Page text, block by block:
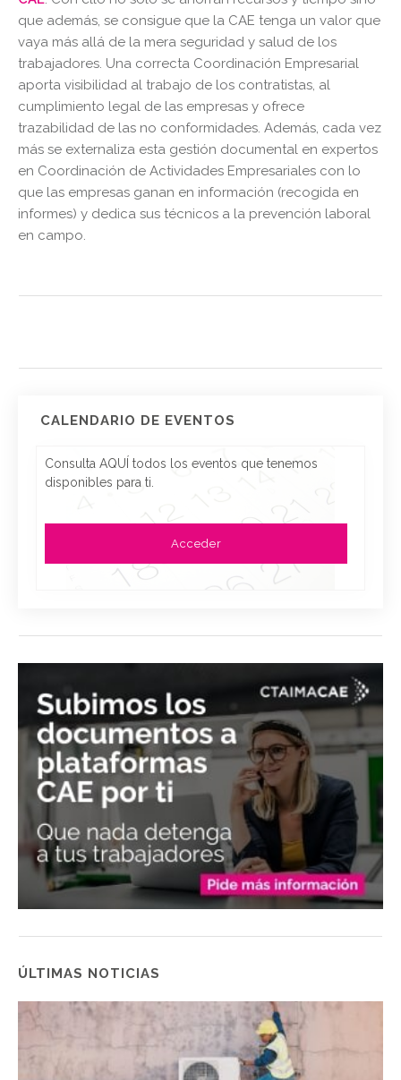
que además, se consigue que la CAE tenga un valor que
vaya más allá de la mera seguridad y salud de los
trabajadores. Una correcta Coordinación Empresarial
aporta visibilidad al trabajo de los contratistas, al
cumplimiento legal de las empresas y ofrece
trazabilidad de las no conformidades. Además, cada vez
más se externaliza esta gestión documental en expertos
en Coordinación de Actividades Empresariales con lo
que las empresas ganan en información (recogida en
informes) y dedica sus técnicos a la prevención laboral
en campo.
CALENDARIO DE EVENTOS
Consulta AQUÍ todos los eventos que tenemos
disponibles para ti.
Acceder
ÚLTIMAS NOTICIAS